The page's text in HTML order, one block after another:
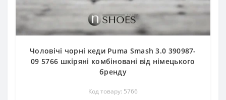
Чоловічі чорні кеди Puma Smash 3.0 390987-
09 5766 шкіряні комбіновані від німецького
бренду
Код товару: 5766